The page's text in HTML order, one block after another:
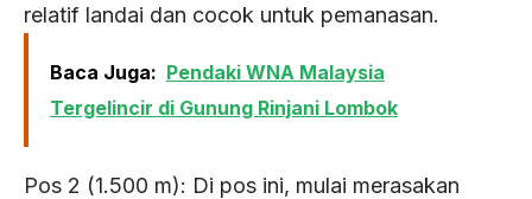
relatif landai dan cocok untuk pemanasan.
Baca Juga: Pendaki WNA Malaysia
Tergelincir di Gunung Rinjani Lombok
Pos 2 (1.500 m): Di pos ini, mulai merasakan